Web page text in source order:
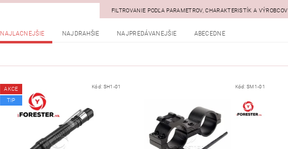
FILTROVANIE PODĽA PARAMETROV, CHARAKTERISTÍK A VÝROBCOV
NAJLACNEJŠIE NAJDRAHŠIE NAJPREDÁVANEJŠIE ABECEDNE
AKCE
TIP
Kód: SH1-01 Kód:SM1-01